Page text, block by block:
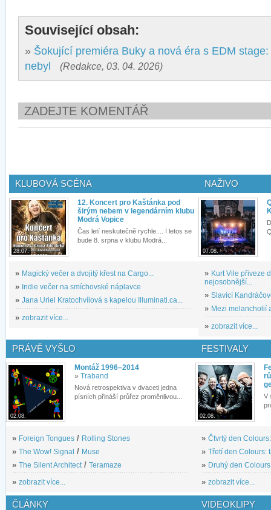
Související obsah:
» Šokující premiéra Buky a nová éra s EDM
nebyl
(Redakce, 03. 04. 2026)
ZADEJTE KOMENTÁŘ
KLUBOVÁ SCÉNA
28.07.
12. Koncert pro Kaštánka pod
širým nebem v legendárním klubu
Modrá Vopice
Čas letí neskutečně rychle.... I letos se
bude 8. srpna v klubu Modrá...
» Magický večer a dvojitý křest na Cargo...
» Indie večer na smíchovské náplavce
» Jana Uriel Kratochvílová s kapelou Illuminati.ca...
» zobrazit více...
NAŽIVO
07.08.
» Kurt Vile přiveze
nejosobnější...
» Slavící
» Mezi melancholií
» zobrazit více...
PRÁVĚ VYŠLO
02.08.
Montáž 1996–2014
» Traband
Nová retrospektiva v dvaceti jedna
písních přináší průřez proměnlivou...
» Foreign Tongues / Rolling Stones
» The Wow! Signal / Muse
» The Silent Architect / Teramaze
» zobrazit více...
FESTIVALY
02.08.
V
» Čtvrtý den
» Třetí den Colours:
» Druhý den
» zobrazit více...
ČLÁNKY VIDEOKLIPY